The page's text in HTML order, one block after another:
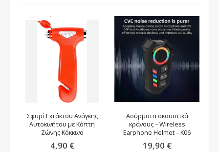
Σφυρί Εκτάκτου Ανάγκης
Αυτοκινήτου με Κόπτη
Ζώνης Κόκκινο
4,90 €
Ασύρματα ακουστικά
κράνους – Wireless
Earphone Helmet – K06
μαύρο
19,90 €